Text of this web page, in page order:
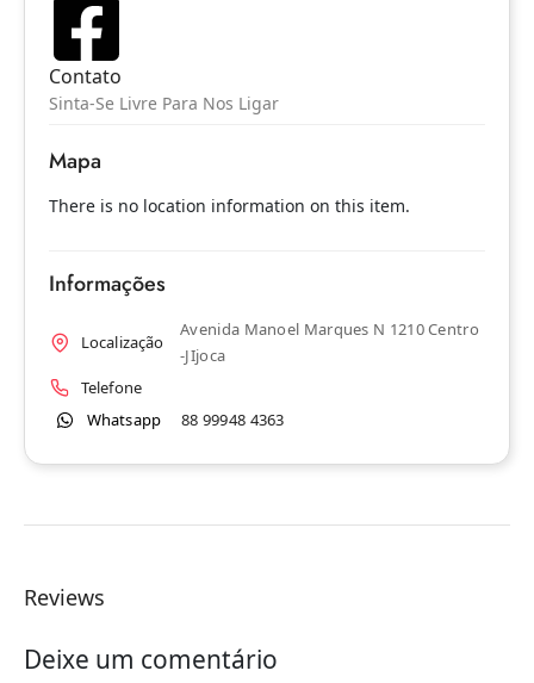
Contato
Sinta-Se Livre Para Nos Ligar
Mapa
There is no location information on this item.
Informações
Localização
Avenida Manoel Marques N 1210 Centro
-JIjoca
Telefone
Whatsapp
88 99948 4363
Reviews
Deixe um comentário